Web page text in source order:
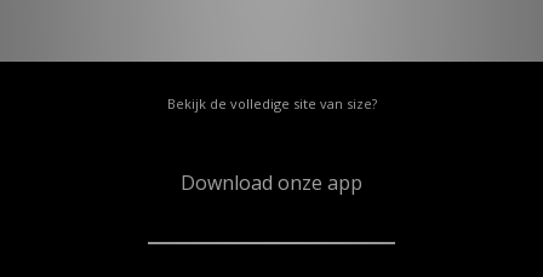
Bekijk de volledige site van size?
Download onze app